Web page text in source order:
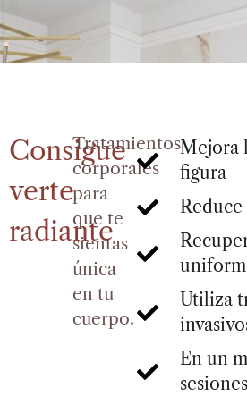
Consigue
verte
radiante
Tratamientos
corporales
para
que te
sientas
única
en tu
cuerpo.
Mejora
figura
Utiliza
En un